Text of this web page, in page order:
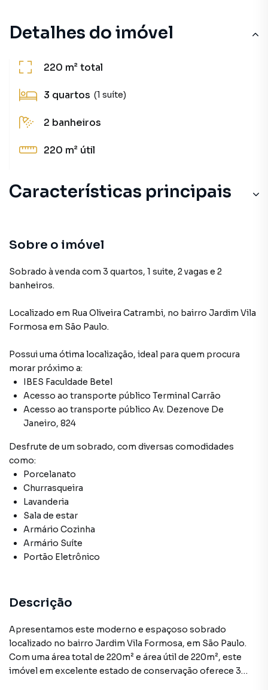
Detalhes do imóvel
220 m²total
3 quartos (1 suíte)
2 banheiros
220 m² útil
Características principais
Armário Suíte
Portão Eletrônico
Entrada Lateral
Sobre o imóvel
Sobrado à venda com 3 quartos, 1 suite, 2 vagas e 2
banheiros.
Localizado em Rua Oliveira Catrambi, no bairro Jardim Vila
Formosa em São Paulo.
Possui uma ótima localização, ideal para quem procura
morar próximo a:
IBES Faculdade Betel
Acesso ao transporte público Terminal Carrão
Acesso ao transporte público Av. Dezenove De
Janeiro, 824
Desfrute de um sobrado, com diversas comodidades
como:
Porcelanato
Churrasqueira
Lavanderia
Sala de estar
Armário Cozinha
Armário Suíte
Portão Eletrônico
Descrição
Apresentamos este moderno e espaçoso sobrado
localizado no bairro Jardim Vila Formosa, em São Paulo.
Com uma área total de 220m² e área útil de 220m², este
imóvel em excelente estado de conservação oferece 3